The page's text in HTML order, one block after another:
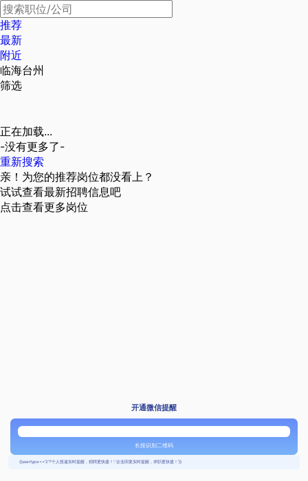
推荐
最新
附近
临海台州
筛选
正在加载...
-没有更多了-
重新搜索
亲！为您的推荐岗位都没看上？
试试查看最新招聘信息吧
点击查看更多岗位
开通微信提醒
长按识别二维码
{{usertype=='2'?'个人投递实时提醒，招聘更快捷！':'企业回复实时提醒，求职更快捷！'}}